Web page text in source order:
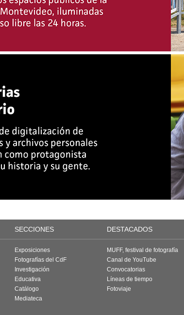
SECCIONES DESTACADOS
Exposiciones
Fotografías del CdF
Investigación
Educativa
Catálogo
Mediateca
MUFF, festival de fotografía
Canal de YouTube
Convocatorias
Líneas de tiempo
Fotoviaje